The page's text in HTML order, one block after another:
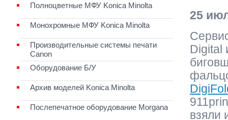
25
Digital
взяли
Полноцветные МФУ Konica Minolta
Монохромные МФУ Konica Minolta
Производительные системы печати
Canon
Оборудование Б/У
Архив моделей Konica Minolta
Послепечатное оборудование Morgana